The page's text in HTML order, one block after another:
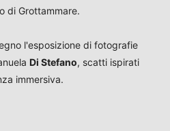
di Grottammare.
l'esposizione di fotografie
Di Stefano, scatti ispirati
immersiva.